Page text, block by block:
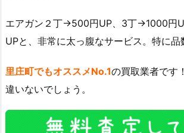
エアガン２丁→500円UP、3丁→1000円
UPと、非常に太っ腹なサービス。特に品
里庄町でもオススメNo.1の買取業者です
違いないでしょう。